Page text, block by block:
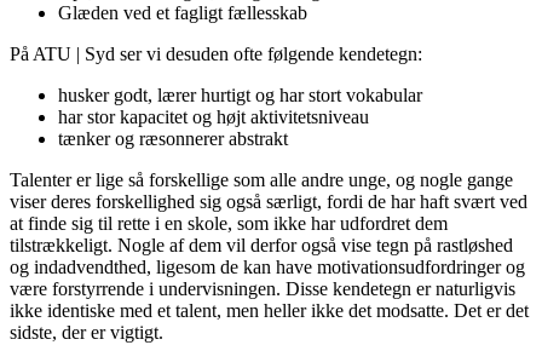
Glæden ved et fagligt fællesskab
På ATU | Syd ser vi desuden ofte følgende kendetegn:
husker godt, lærer hurtigt og har stort vokabular
har stor kapacitet og højt aktivitetsniveau
tænker og ræsonnerer abstrakt
Talenter er lige så forskellige som alle andre unge, og nogle gange
viser deres forskellighed sig også særligt, fordi de har haft svært ved
at finde sig til rette i en skole, som ikke har udfordret dem
tilstrækkeligt. Nogle af dem vil derfor også vise tegn på rastløshed
og indadvendthed, ligesom de kan have motivationsudfordringer og
være forstyrrende i undervisningen. Disse kendetegn er naturligvis
ikke identiske med et talent, men heller ikke det modsatte. Det er det
sidste, der er vigtigt.